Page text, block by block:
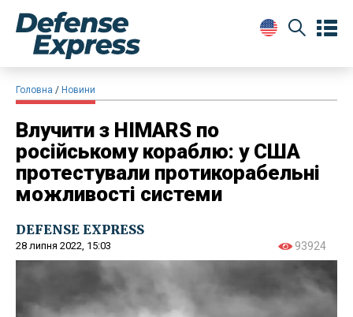
Головна Новини
Влучити з HIMARS по
російському кораблю: у США
протестували протикорабельні
можливості системи
DEFENSE EXPRESS
28 липня 2022, 15:03 93924